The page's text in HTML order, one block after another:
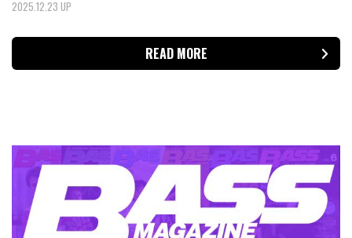
2025.12.23 UP
READ MORE